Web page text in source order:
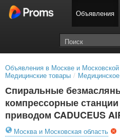
Объявления
Объявления в Москве и Московской
Медицинские товары /
Спиральные
компрессорные
приводом CADUCEUS
Москва и Московская область